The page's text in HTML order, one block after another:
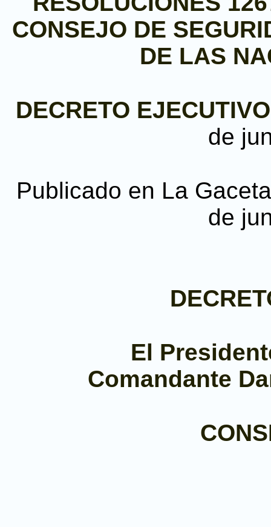
CONSEJO DE
DE LAS
DECRETO
de
Publicado en La
de
El
Comandante